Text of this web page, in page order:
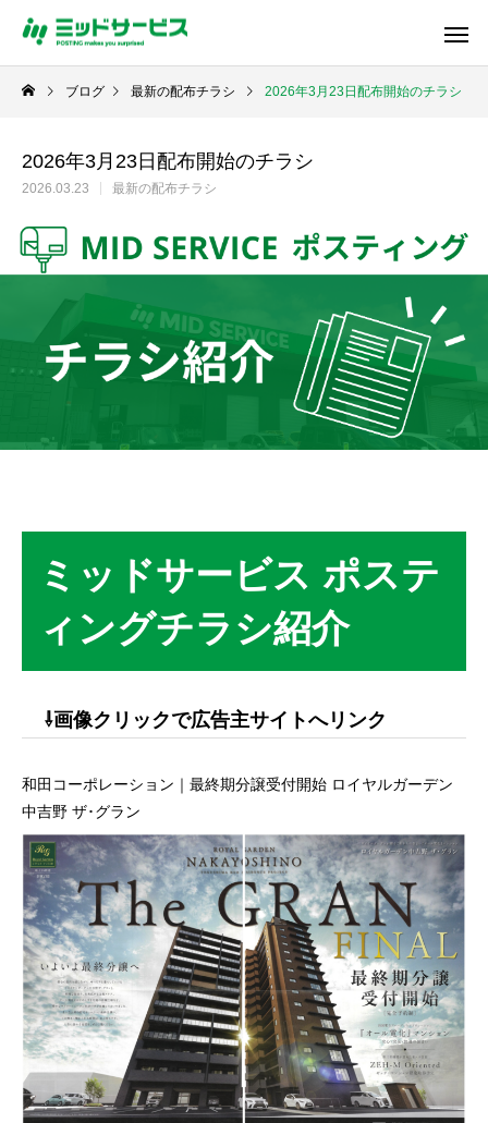
ブログ 最新の配布チラシ 2026年3月23日配布開始のチラシ
2026年3月23日配布開始のチラシ
2026.03.23 最新の配布チラシ
ミッドサービス ポステ
ィングチラシ紹介
⇩画像クリックで広告主サイトへリンク
和田コーポレーション｜最終期分譲受付開始 ロイヤルガーデン
中吉野 ザ･グラン